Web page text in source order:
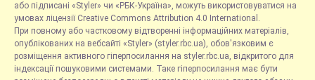
або підписані «Styler» чи «РБК-Україна», можуть використовуватися на
умовах ліцензії Creative Commons Attribution 4.0 International.
При повному або частковому відтворенні інформаційних матеріалів,
опублікованих на вебсайті «Styler» (styler.rbc.ua), обов'язковим є
розміщення активного гіперпосилання на styler.rbc.ua, відкритого для
індексації пошуковими системами. Таке гіперпосилання має бути